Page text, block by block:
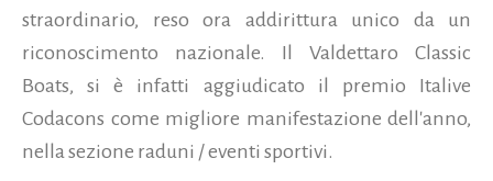
straordinario, reso ora addirittura unico da un
riconoscimento nazionale. Il Valdettaro Classic
Boats, si è infatti aggiudicato il premio Italive
Codacons come migliore manifestazione dell'anno,
nella sezione raduni / eventi sportivi.